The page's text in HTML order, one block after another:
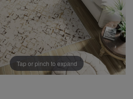
Tap or pinch to expand